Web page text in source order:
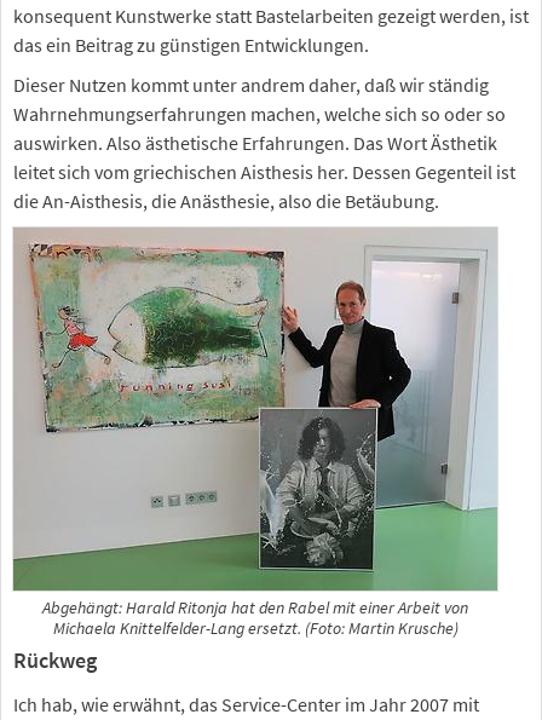
konsequent Kunstwerke statt Bastelarbeiten gezeigt werden, ist
das ein Beitrag zu günstigen Entwicklungen.
Dieser Nutzen kommt unter andrem daher, daß wir ständig
Wahrnehmungserfahrungen machen, welche sich so oder so
auswirken. Also ästhetische Erfahrungen. Das Wort Ästhetik
leitet sich vom griechischen Aisthesis her. Dessen Gegenteil ist
die An-Aisthesis, die Anästhesie, also die Betäubung.
Abgehängt: Harald Ritonja hat den Rabel mit einer Arbeit von
Michaela Knittelfelder-Lang ersetzt. (Foto: Martin Krusche)
Rückweg
Ich hab, wie erwähnt, das Service-Center im Jahr 2007 mit